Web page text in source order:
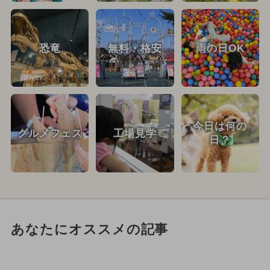
恐竜 無料・格安 雨の日OK
グルメフェス 工場見学
今日は何の
日？
あなたにオススメの記事